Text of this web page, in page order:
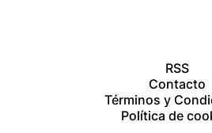
RSS
Contacto
Términos y
Política de